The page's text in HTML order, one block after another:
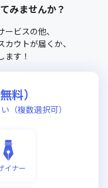
みませんか？
ービスの他、
ウトが届くか、
ます！
料）
（複数選択可）
イナー